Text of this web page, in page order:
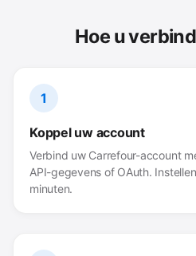
Hoe u
1
Koppel uw account
Verbind uw Carrefour-account
API-gegevens of OAuth.
minuten.